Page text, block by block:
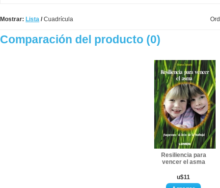
Mostrar: Lista /Cuadrícula
Comparación del producto (0)
Resiliencia para
vencer el asma
u$11